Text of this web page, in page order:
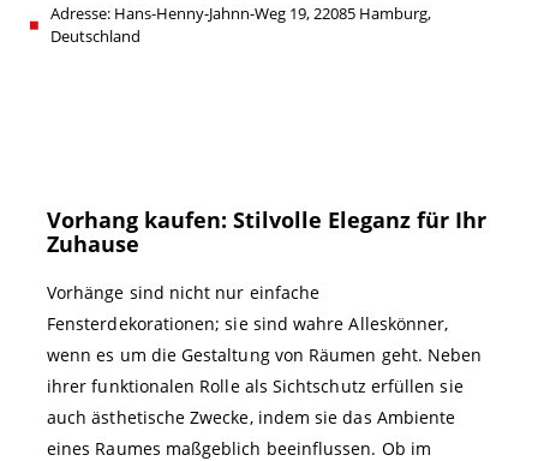
Adresse: Hans-Henny-Jahnn-Weg 19, 22085 Hamburg,
Deutschland
Vorhang kaufen: Stilvolle Eleganz für Ihr
Zuhause
Vorhänge sind nicht nur einfache
Fensterdekorationen; sie sind wahre Alleskönner,
wenn es um die Gestaltung von Räumen geht. Neben
ihrer funktionalen Rolle als Sichtschutz erfüllen sie
auch ästhetische Zwecke, indem sie das Ambiente
eines Raumes maßgeblich beeinflussen. Ob im